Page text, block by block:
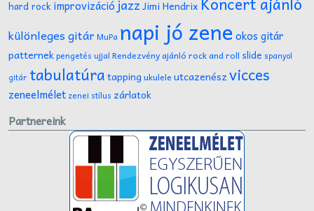
hard rock improvizáció jazzJimi Hendrix
különleges gitár MuPa napi jó zene okos gitár
patternekpengetés ujjal Rendezvény ajánló rock and roll slide spanyol
gitár tabulatúratapping ukulele utcazenészvicces
zeneelmélet zenei stílus zárlatok
Partnereink